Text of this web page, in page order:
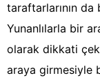
taraftarlarının
Yunanlılarla bir
olarak dikkati
araya girmesiyle